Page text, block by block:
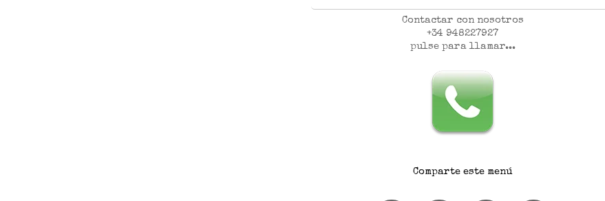
Contactar con nosotros
+34 948227927
pulse para llamar...
Comparte este menú